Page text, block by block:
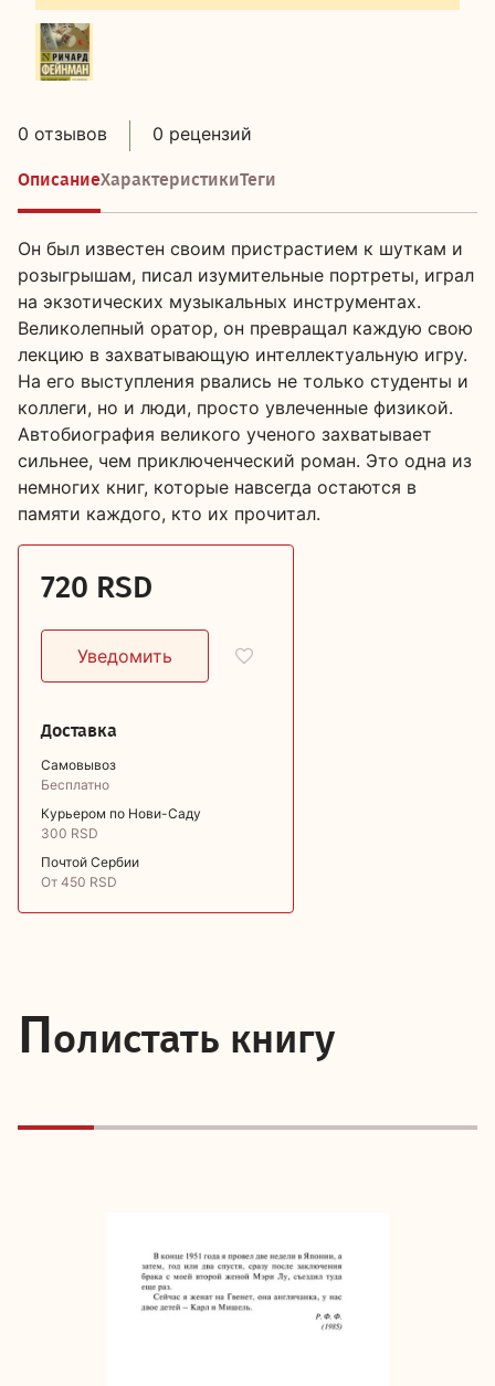
0 отзывов 0 рецензий
ОписаниеХарактеристикиТеги
Он был известен своим пристрастием к шуткам и
розыгрышам, писал изумительные портреты, играл
на экзотических музыкальных инструментах.
Великолепный оратор, он превращал каждую свою
лекцию в захватывающую интеллектуальную игру.
На его выступления рвались не только студенты и
коллеги, но и люди, просто увлеченные физикой.
Автобиография великого ученого захватывает
сильнее, чем приключенческий роман. Это одна из
немногих книг, которые навсегда остаются в
памяти каждого, кто их прочитал.
720 RSD
Доставка
Самовывоз
Бесплатно
Курьером по Нови-Саду
300 RSD
Почтой Сербии
От 450 RSD
Полистать книгу